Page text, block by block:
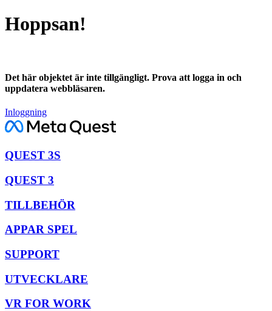
Hoppsan!
Det här objektet är inte tillgängligt. Prova att logga in och
uppdatera webbläsaren.
Inloggning
QUEST 3S
QUEST 3
TILLBEHÖR
APPAR SPEL
SUPPORT
UTVECKLARE
VR FOR WORK